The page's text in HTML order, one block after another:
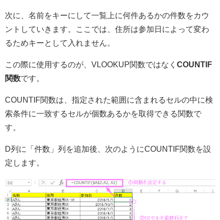
次に、名前をキーにして一覧上に何件あるかの件数をカウ
ントしていきます。ここでは、住所は参加日によって変わ
るためキーとして入れません。
この際に使用するのが、VLOOKUP関数ではなく COUNTIF
関数です。
COUNTIF関数は、指定された範囲に含まれるセルの中に検
索条件に一致するセルが個数あるかを取得できる関数で
す。
D列に「件数」列を追加後、次のようにCOUNTIF関数を設
定します。